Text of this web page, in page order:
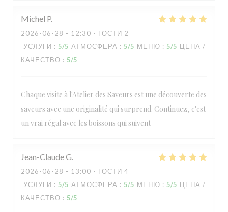
Michel P
2026-06-28 - 12:30 - ГОСТИ 2
УСЛУГИ : 5/5 АТМОСФЕРА : 5/5 МЕНЮ : 5/5 ЦЕНА /
КАЧЕСТВО : 5/5
Chaque visite à l'Atelier des Saveurs est une découverte des
saveurs avec une originalité qui surprend. Continuez, c'est
un vrai régal avec les boissons qui suivent
Jean-ClaudeG
2026-06-28 - 13:00 - ГОСТИ 4
УСЛУГИ : 5/5 АТМОСФЕРА : 5/5 МЕНЮ : 5/5 ЦЕНА /
КАЧЕСТВО : 5/5